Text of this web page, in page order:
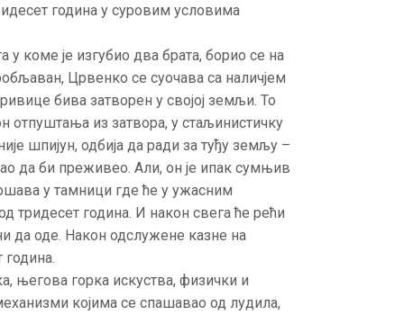
година у суровим условима
у коме је изгубио два брата, борио се на
Црвенко се суочава са наличјем
бива затворен у својој земљи. То
отпуштања из затвора, у стаљинистичку
шпијун, одбија да ради за туђу земљу –
да би преживео. Али, он је ипак сумњив
у тамници где ће у ужасним
тридесет година. И након свега ће рећи
да оде. Након одслужене казне на
његова горка искуства, физички и
којима се спашавао од лудила,